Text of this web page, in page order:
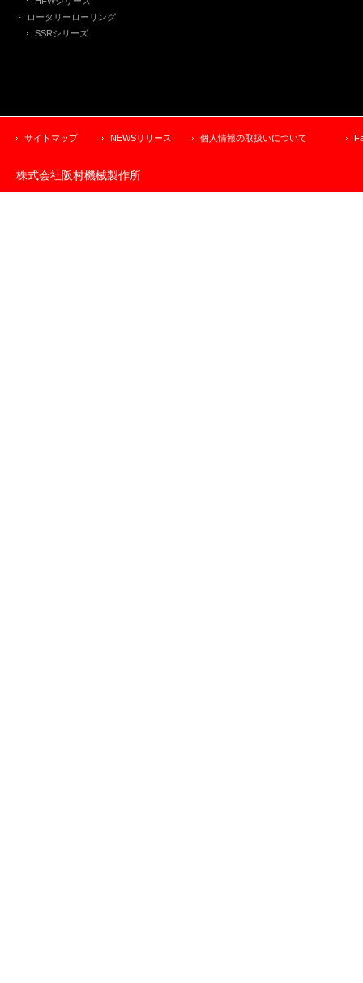
ロータリーローリング
SSRシリーズ
サイトマップ NEWSリリース 個人情報の取扱いについて
株式会社阪村機械製作所